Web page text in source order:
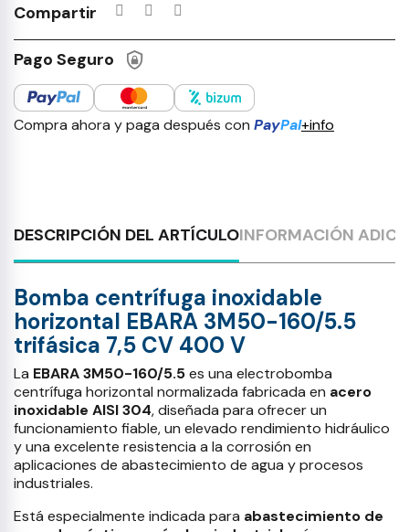
Compartir
Pago Seguro
Compra ahora y paga después con PayPal+info
DESCRIPCIÓN DEL ARTÍCULOINFORMACIÓN
Bomba centrífuga inoxidable
horizontal EBARA 3M50-160/5.5
trifásica 7,5 CV 400 V
La EBARA 3M50-160/5.5es una electrobomba
centrífuga horizontal normalizada fabricada en acero
inoxidable AISI 304, diseñada para ofrecer un
funcionamiento fiable, un elevado rendimiento hidráulico
y una excelente resistencia a la corrosión en
aplicaciones de abastecimiento de agua y procesos
industriales.
Está especialmente indicada para abastecimiento de